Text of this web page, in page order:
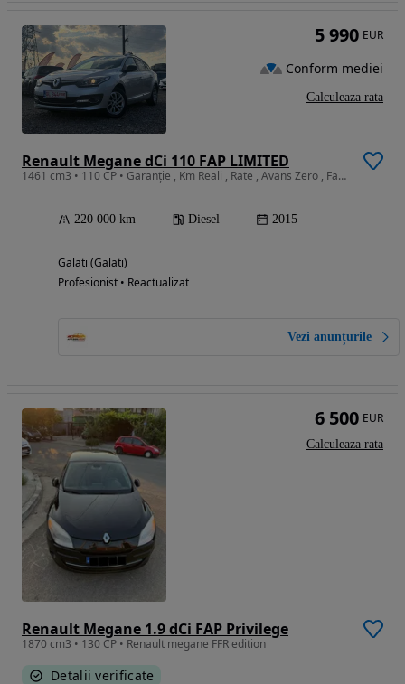
Renault Megane dCi 110 FAP LIMITED
1461 cm3 • 110 CP • Garanție , Km Reali , Rate , Avans Zero , Factura.
220 000 km Diesel 2015
Galati (Galati)
Profesionist • Reactualizat
Vezi anunțurile
5 990 EUR
Conform mediei
Calculeaza rata
Renault Megane 1.9 dCi FAP Privilege
1870 cm3 • 130 CP • Renault megane FFR edition
Detalii verificate
6 500 EUR
Calculeaza rata